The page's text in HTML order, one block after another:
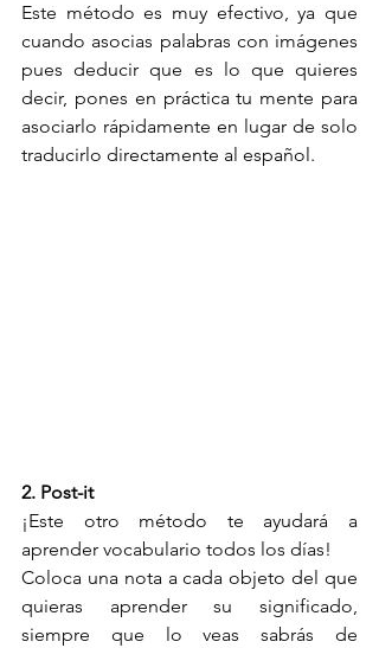
Este método es muy efectivo, ya que
cuando asocias palabras con imágenes
pues deducir que es lo que quieres
decir, pones en práctica tu mente para
asociarlo rápidamente en lugar de solo
traducirlo directamente al español.
2. Post-it
¡Este otro método te ayudará a
aprender vocabulario todos los días!
Coloca una nota a cada objeto del que
quieras aprender su significado,
siempre que lo veas sabrás de